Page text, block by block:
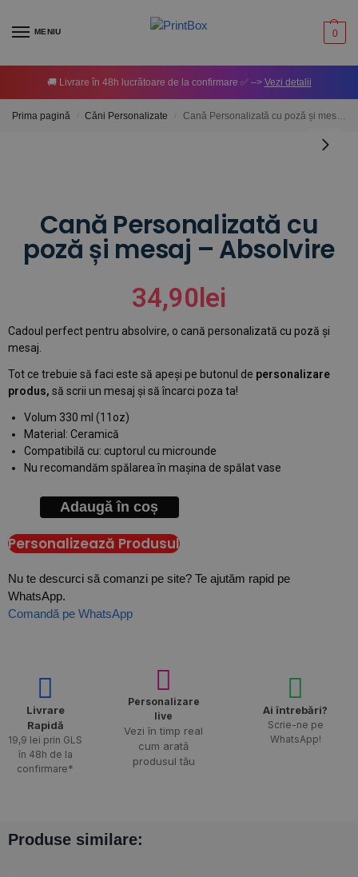
MENIU 0
🚚 Livrare în 48h lucrătoare de la confirmare ✅ –> Vezi detalii
Prima pagină Căni Personalizate Cană Personalizată cu poză și mesaj – Absolvire
Cană Personalizată cu
poză și mesaj – Absolvire
34,90lei
Cadoul perfect pentru absolvire, o cană personalizată cu poză și
mesaj.
Tot ce trebuie să faci este să apeși pe butonul de personalizare
produs, să scrii un mesaj și să încarci poza ta!
Volum 330 ml (11oz)
Material: Ceramică
Compatibilă cu: cuptorul cu microunde
Nu recomandăm spălarea în mașina de spălat vase
Adaugă în coș
Personalizează Produsul
Nu te descurci să comanzi pe site? Te ajutăm rapid pe
WhatsApp.
Comandă pe WhatsApp
Livrare
Rapidă​
19,9 lei prin GLS
în 48h de la
confirmare*
Personalizare
live
Vezi în timp real
cum arată
produsul tău
Ai întrebări?
Scrie-ne pe
WhatsApp!
Produse similare: